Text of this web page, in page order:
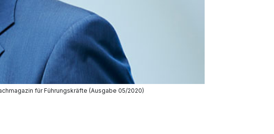
für Führungskräfte (Ausgabe 05/2020)